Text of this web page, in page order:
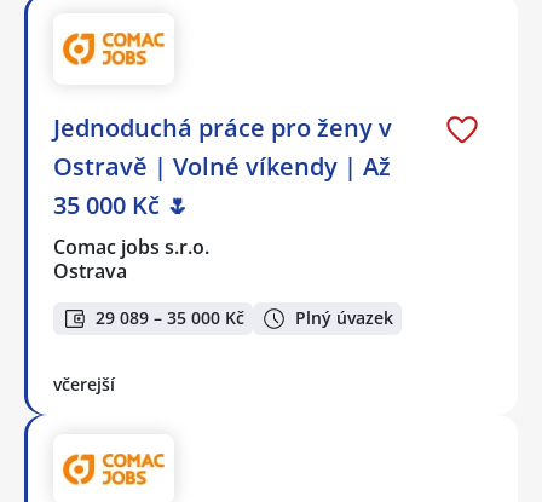
Jednoduchá práce pro ženy v
Ostravě | Volné víkendy | Až
35 000 Kč 🌷
Comac jobs s.r.o.
Ostrava
29 089 – 35 000 Kč Plný úvazek
včerejší